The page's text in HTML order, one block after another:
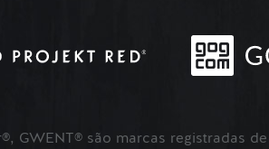
GWENT® são marcas registradas